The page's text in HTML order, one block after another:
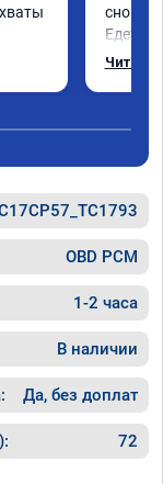
снова
Едет
Читать
OBD PCM
1-2 часа
В наличии
Да, без доплат
72